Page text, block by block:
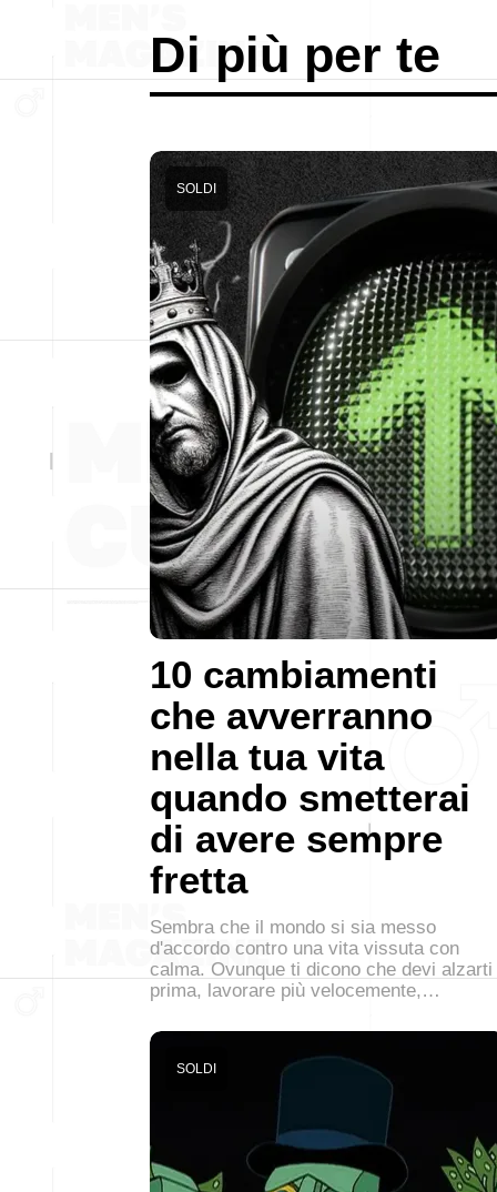
Di più per te
10 cambiamenti
che avverranno
nella tua vita
quando smetterai
di avere sempre
fretta
SOLDI
Sembra che il mondo si sia messo
d'accordo contro una vita vissuta con
calma. Ovunque ti dicono che devi alzarti
prima, lavorare più velocemente,…
SOLDI